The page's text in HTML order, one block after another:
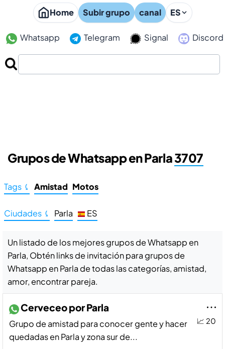
Home Subir grupo canal ES
Whatsapp Telegram Signal Discord
Grupos de Whatsapp en Parla3707
Tags ⤹ Amistad Motos
Ciudades ⤹ Parla ES
Un listado de los mejores grupos de Whatsapp en
Parla, Obtén links de invitación para grupos de
Whatsapp en Parla de todas las categorías, amistad,
amor, encontrar pareja.
📈 20
Cerveceo por Parla
Grupo de amistad para conocer gente y hacer
quedadas en Parla y zona sur de...